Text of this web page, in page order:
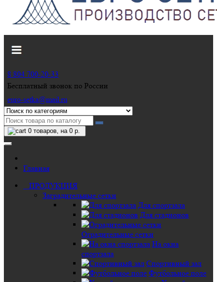
8 804 700-20-33
Бесплатный звонок по России
euro-setka@mail.ru
0 товаров, на 0 р.
Главная
ПРОДУКЦИЯ
Заградительные сетки
Для спортзала
Для стадионов
Оградительные сетки
На окна
спортзала
Спортивный зал
Футбольное поле